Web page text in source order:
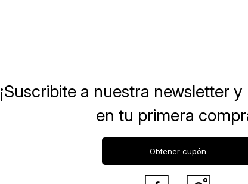
¡Suscribite a nuestra newsletter y
en tu primera
Obtener cupón